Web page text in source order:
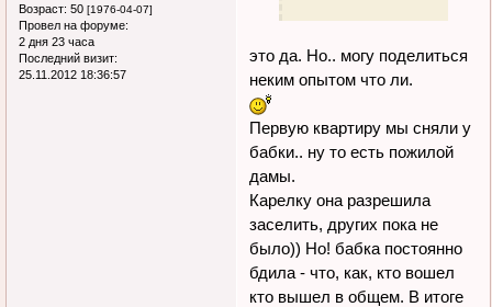
Возраст: 50 [1976-04-07]
Провел на форуме:
2 дня 23 часа
Последний визит:
25.11.2012 18:36:57
это да. Но.. могу поделиться
неким опытом что ли.
Первую квартиру мы сняли у
бабки.. ну то есть пожилой
дамы.
Карелку она разрешила
заселить, других пока не
было)) Но! бабка постоянно
бдила - что, как, кто вошел
кто вышел в общем. В итоге